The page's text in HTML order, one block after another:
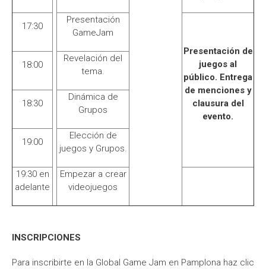
17:30
Presentación
GameJam
Presentación de
juegos al
público. Entrega
de menciones y
clausura del
evento.
18:00
Revelación del
tema.
18:30
Dinámica de
Grupos
19:00
Elección de
juegos y Grupos.
19:30 en
adelante
Empezar a crear
videojuegos
INSCRIPCIONES
Para inscribirte en la Global Game Jam en Pamplona haz clic